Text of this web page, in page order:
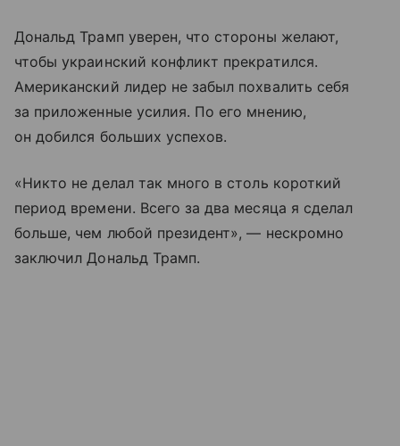
Дональд Трамп уверен, что стороны желают,
чтобы украинский конфликт прекратился.
Американский лидер не забыл похвалить себя
за приложенные усилия. По его мнению,
он добился больших успехов.
«Никто не делал так много в столь короткий
период времени. Всего за два месяца я сделал
больше, чем любой президент», — нескромно
заключил Дональд Трамп.